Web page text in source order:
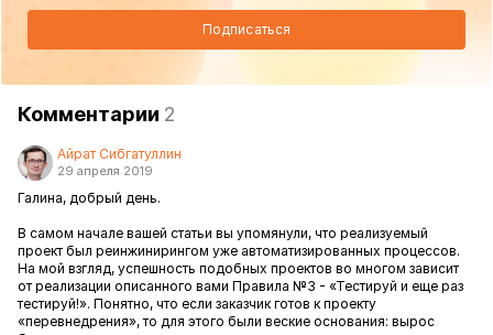
Подписаться
Комментарии 2
Айрат Сибгатуллин
29 апреля 2019
Галина, добрый день.
В самом начале вашей статьи вы упомянули, что реализуемый
проект был реинжинирингом уже автоматизированных процессов.
На мой взгляд, успешность подобных проектов во многом зависит
от реализации описанного вами Правила №3 - «Тестируй и еще раз
тестируй!». Понятно, что если заказчик готов к проекту
«перевнедрения», то для этого были веские основания: вырос